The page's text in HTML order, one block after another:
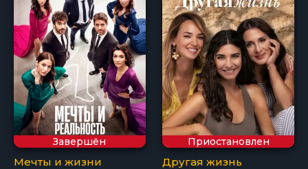
Завершён
Мечты и жизни
Приостановлен
Другая жизнь